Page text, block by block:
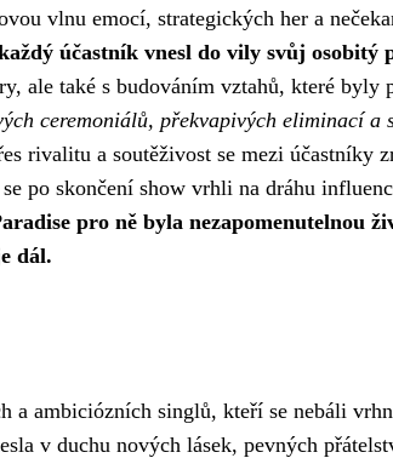
vlnu emocí, strategických her a
účastník vnesl do vily svůj osobitý
ale také s budováním vztahů, které byly
ceremoniálů, překvapivých eliminací a
rivalitu a soutěživost se mezi účastníky
po skončení show vrhli na dráhu
pro ně byla nezapomenutelnou
dál.
a ambiciózních singlů, kteří se nebáli
v duchu nových lásek, pevných